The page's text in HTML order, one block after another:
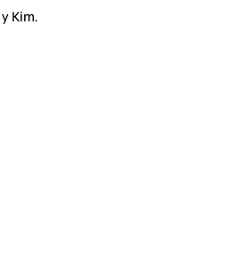
Kim.